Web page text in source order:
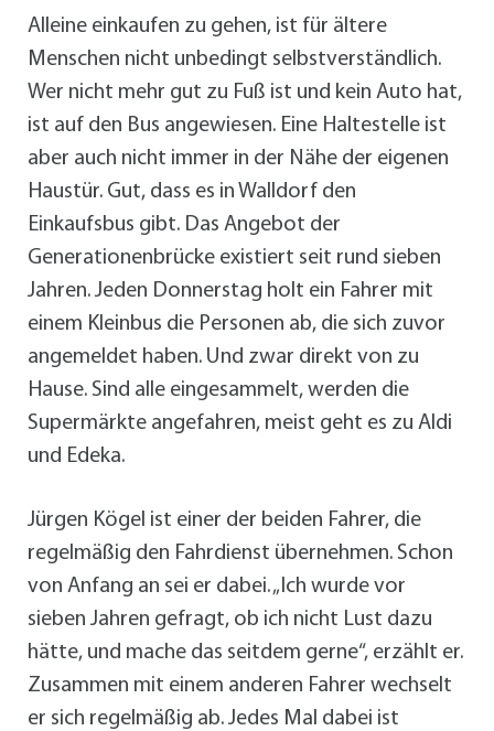
Alleine einkaufen zu gehen, ist für ältere
Menschen nicht unbedingt selbstverständlich.
Wer nicht mehr gut zu Fuß ist und kein Auto hat,
ist auf den Bus angewiesen. Eine Haltestelle ist
aber auch nicht immer in der Nähe der eigenen
Haustür. Gut, dass es in Walldorf den
Einkaufsbus gibt. Das Angebot der
Generationenbrücke existiert seit rund sieben
Jahren. Jeden Donnerstag holt ein Fahrer mit
einem Kleinbus die Personen ab, die sich zuvor
angemeldet haben. Und zwar direkt von zu
Hause. Sind alle eingesammelt, werden die
Supermärkte angefahren, meist geht es zu Aldi
und Edeka.
Jürgen Kögel ist einer der beiden Fahrer, die
regelmäßig den Fahrdienst übernehmen. Schon
von Anfang an sei er dabei. „Ich wurde vor
sieben Jahren gefragt, ob ich nicht Lust dazu
hätte, und mache das seitdem gerne“, erzählt er.
Zusammen mit einem anderen Fahrer wechselt
er sich regelmäßig ab. Jedes Mal dabei ist